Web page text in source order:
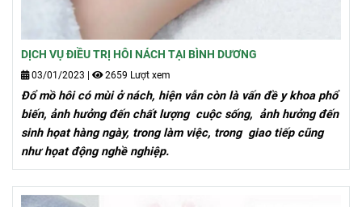
DỊCH VỤ ĐIỀU TRỊ HÔI NÁCH TẠI BÌNH DƯƠNG
03/01/2023 2659 Lượt xem
Đổ mồ hôi có mùi ở nách, hiện vẫn còn là vấn đề y khoa phổ
biến, ảnh hưởng đến chất lượng cuộc sống, ảnh hưởng đến
sinh họat hàng ngày, trong làm việc, trong giao tiếp cũng
như họat động nghề nghiệp.